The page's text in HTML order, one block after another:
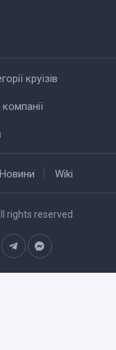
круїзів
компанії
Новини Wiki
rights reserved.